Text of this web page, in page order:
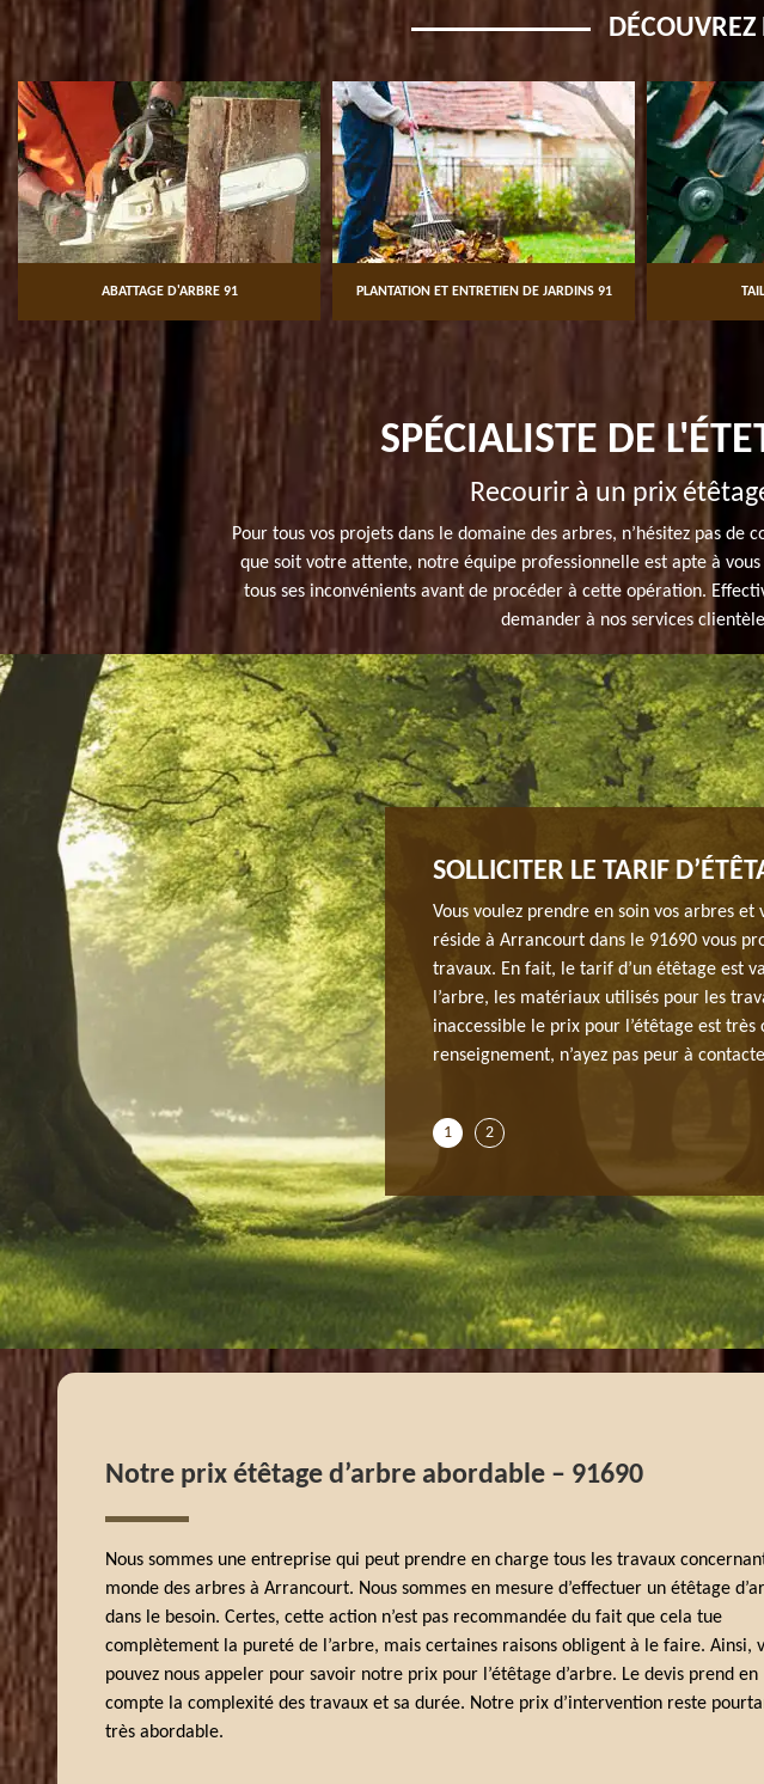
ABATTAGE D'ARBRE 91 PLANTATION ET ENTRETIEN DE JARDINS 91
SPÉCIALISTE DE
Recourir à un prix
Pour tous vos projets dans le domaine des arbres, n’hésitez pas
que soit votre attente, notre équipe professionnelle est apte à
tous ses inconvénients avant de procéder à cette opération.
demander à nos services
tous types d’arbre qui existe excepté quelques-
d’affaiblissement petit à petit de l’arbre et peut finir
réaliser cette opération, il est obligatoire de
pour respecter les conditions fondamentales pour
savoir plus de détails, contactez-nous. Nos
vos questions, notamment la raison de la prohibition
SOLLICITER LE TARIF
Vous voulez prendre en soin vos arbres
réside à Arrancourt dans le 91690 vous
travaux. En fait, le tarif d’un étêtage est
l’arbre, les matériaux utilisés pour les
inaccessible le prix pour l’étêtage est
renseignement, n’ayez pas peur à
1 2
Notre prix étêtage d’arbre abordable – 91690
Nous sommes une entreprise qui peut prendre en charge tous les travaux
monde des arbres à Arrancourt. Nous sommes en mesure d’effectuer un étêtage
dans le besoin. Certes, cette action n’est pas recommandée du fait que cela tue
complètement la pureté de l’arbre, mais certaines raisons obligent à le faire. Ainsi,
pouvez nous appeler pour savoir notre prix pour l’étêtage d’arbre. Le devis prend en
compte la complexité des travaux et sa durée. Notre prix d’intervention reste
très abordable.